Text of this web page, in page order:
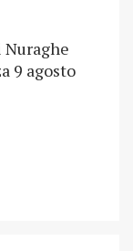
Nuraghe
9 agosto